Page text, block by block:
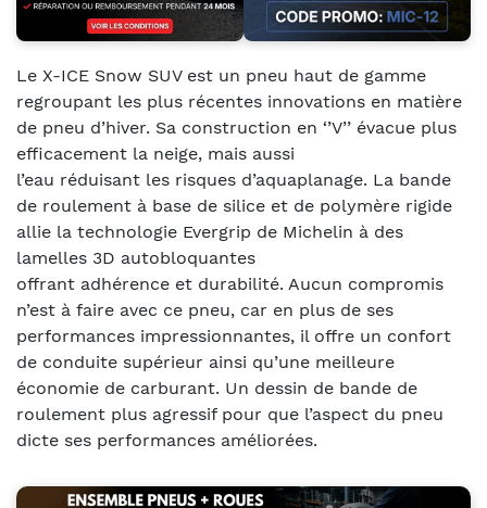
Le X-ICE Snow SUV est un pneu haut de gamme
regroupant les plus récentes innovations en matière
de pneu d’hiver. Sa construction en ‘’V’’ évacue plus
efficacement la neige, mais aussi
l’eau réduisant les risques d’aquaplanage. La bande
de roulement à base de silice et de polymère rigide
allie la technologie Evergrip de Michelin à des
lamelles 3D autobloquantes
offrant adhérence et durabilité. Aucun compromis
n’est à faire avec ce pneu, car en plus de ses
performances impressionnantes, il offre un confort
de conduite supérieur ainsi qu’une meilleure
économie de carburant. Un dessin de bande de
roulement plus agressif pour que l’aspect du pneu
dicte ses performances améliorées.